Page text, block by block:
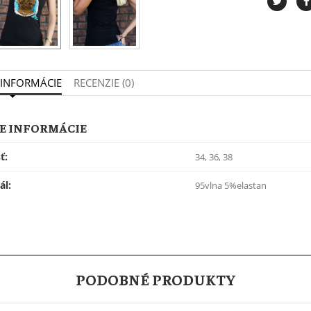
RECENZIE (0)
INFORMÁCIE
34, 36, 38
95vlna 5%elastan
PODOBNÉ PRODUKTY